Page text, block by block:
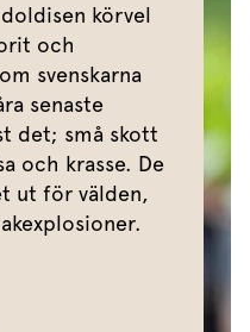
körvel
och
svenskarna
senaste
det; små skott
och krasse. De
ut för välden,